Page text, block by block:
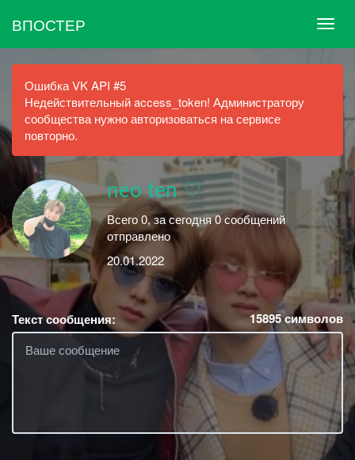
ВПОСТЕР
Ошибка VK API #5
Недействительный access_token! Администратору
сообщества нужно авторизоваться на сервисе
повторно.
neo ten ♡
Всего 0, за сегодня 0 сообщений
отправлено
20.01.2022
Текст сообщения: 15895символов